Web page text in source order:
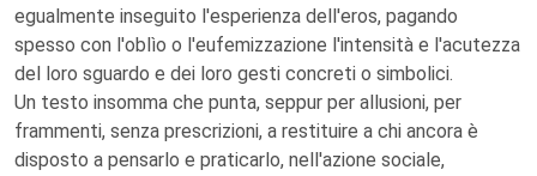
egualmente inseguito l'esperienza dell'eros, pagando
spesso con l'oblìo o l'eufemizzazione l'intensità e l'acutezza
del loro sguardo e dei loro gesti concreti o simbolici.
Un testo insomma che punta, seppur per allusioni, per
frammenti, senza prescrizioni, a restituire a chi ancora è
disposto a pensarlo e praticarlo, nell'azione sociale,